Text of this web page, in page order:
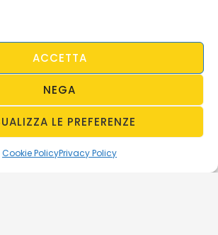
ACCETTA
NEGA
LE PREFERENZE
Cookie PolicyPrivacy Policy